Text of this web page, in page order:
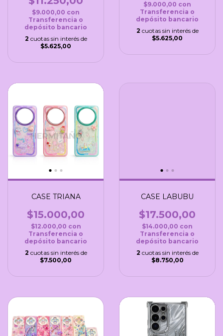
$9.000,00 con
Transferencia o
depósito bancario
2 cuotas sin interés de
$5.625,00
$9.000,00 con
Transferencia o
depósito bancario
2 cuotas sin interés de
$5.625,00
CASE TRIANA
$15.000,00
$12.000,00 con
Transferencia o
depósito bancario
2 cuotas sin interés de
$7.500,00
CASE LABUBU
$17.500,00
$14.000,00 con
Transferencia o
depósito bancario
2 cuotas sin interés de
$8.750,00